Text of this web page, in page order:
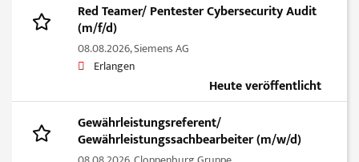
Red Teamer/ Pentester Cybersecurity Audit
(m/f/d)
08.08.2026,Siemens AG
Erlangen
Heute veröffentlicht
Gewährleistungsreferent/
Gewährleistungssachbearbeiter (m/w/d)